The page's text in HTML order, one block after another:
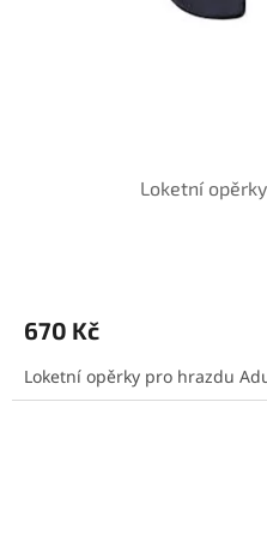
Loketní
670 Kč
Loketní opěrky pro hrazdu